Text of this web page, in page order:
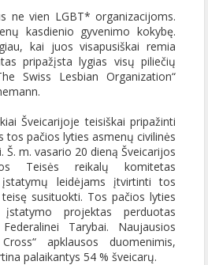
ne vien LGBT* organizacijoms.
kasdienio gyvenimo kokybę.
kai juos visapusiškai remia
pripažįsta lygias visų piliečių
Swiss Lesbian Organization“
Šveicarijoje teisiškai pripažinti
tos pačios lyties asmenų civilinės
m. vasario 20 dieną Šveicarijos
Teisės reikalų komitetas
leidėjams įtvirtinti tos
susituokti. Tos pačios lyties
projektas perduotas
Tarybai. Naujausios
apklausos duomenimis,
palaikantys 54 % šveicarų.